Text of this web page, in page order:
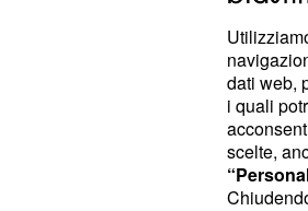
dati web,
i quali
scelte,